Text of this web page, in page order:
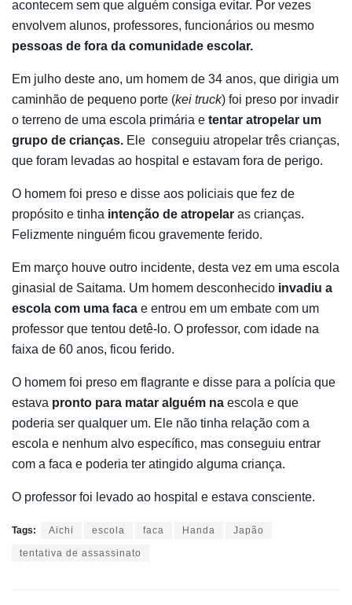
acontecem sem que alguém consiga evitar. Por vezes
envolvem alunos, professores, funcionários ou mesmo
pessoas de fora da comunidade escolar.
Em julho deste ano, um homem de 34 anos, que dirigia um
caminhão de pequeno porte (kei truck) foi preso por invadir
o terreno de uma escola primária e tentar atropelar um
grupo de crianças. Ele conseguiu atropelar três crianças,
que foram levadas ao hospital e estavam fora de perigo.
O homem foi preso e disse aos policiais que fez de
propósito e tinha intenção de atropelar as crianças.
Felizmente ninguém ficou gravemente ferido.
Em março houve outro incidente, desta vez em uma escola
ginasial de Saitama. Um homem desconhecido invadiu a
escola com uma faca e entrou em um embate com um
professor que tentou detê-lo. O professor, com idade na
faixa de 60 anos, ficou ferido.
O homem foi preso em flagrante e disse para a polícia que
estava pronto para matar alguém na escola e que
poderia ser qualquer um. Ele não tinha relação com a
escola e nenhum alvo específico, mas conseguiu entrar
com a faca e poderia ter atingido alguma criança.
O professor foi levado ao hospital e estava consciente.
Tags: Aichi escola faca Handa Japão
tentativa de assassinato